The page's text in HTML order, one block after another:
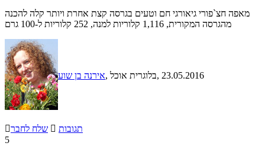
מאפה חצ`פורי גיאורגי חם וטעים בגרסה קצת אחרת ויותר קלה להכנה
מהגרסה המקורית, 1,116 קלוריות למנה, 252 קלוריות ל-100 גרם
אירנה בן שוע , בלוגרית אוכל, 23.05.2016
שלח לחבר  תגובות
5